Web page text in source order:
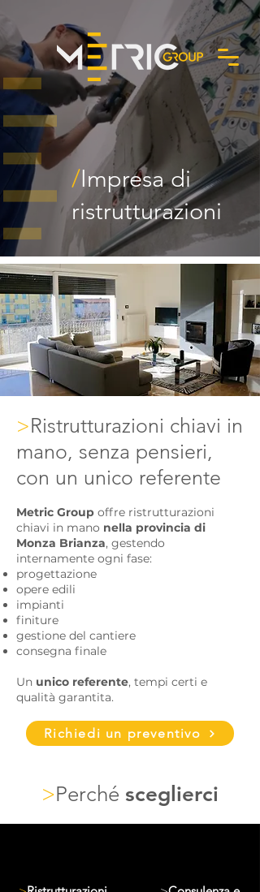
Richiedi un preventivo
/Impresa di
ristrutturazioni
>Ristrutturazioni chiavi in
mano, senza pensieri,
con un unico referente
Metric Group offre ristrutturazioni
chiavi in mano nella provincia di
Monza Brianza, gestendo
internamente ogni fase:
progettazione
opere edili
impianti
finiture
gestione del cantiere
consegna finale
Un unico referente, tempi certi e
qualità garantita.
Richiedi un preventivo
>Perché sceglierci